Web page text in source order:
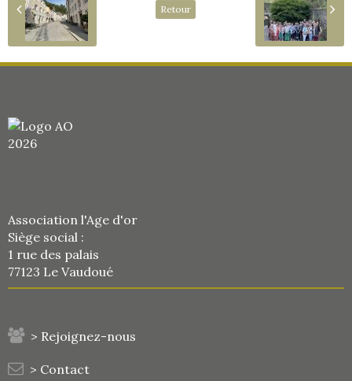
Retour
Association l'Age d'or
Siège social :
1 rue des palais
77123 Le Vaudoué
> Rejoignez-nous
> Contact